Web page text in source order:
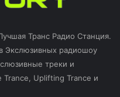
Транс Радио Станция.
Экслюзивных радиошоу
треки и
Trance, Uplifting Trance и